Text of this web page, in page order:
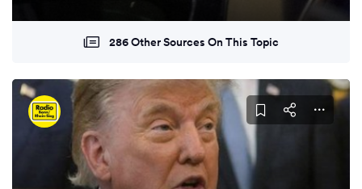
286 Other Sources On This Topic